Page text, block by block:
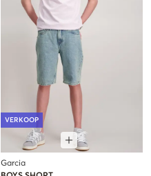
VERKOOP
Garcia